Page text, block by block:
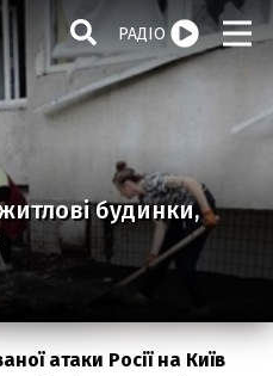
РАДІО
будинки,
атаки Росії на Київ